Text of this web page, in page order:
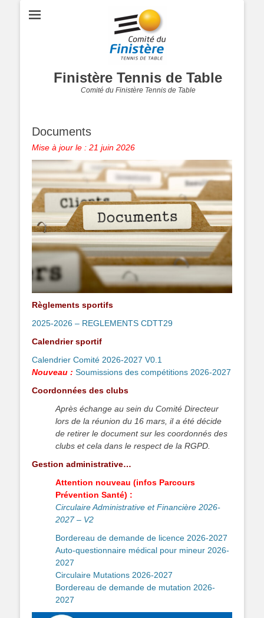
Finistère Tennis de Table
Comité du Finistère Tennis de Table
Documents
Mise à jour le : 21 juin 2026
Règlements sportifs
2025-2026 – REGLEMENTS CDTT29
Calendrier sportif
Calendrier Comité 2026-2027 V0.1
Nouveau : Soumissions des compétitions 2026-2027
Coordonnées des clubs
Après échange au sein du Comité Directeur
lors de la réunion du 16 mars, il a été décide
de retirer le document sur les coordonnés des
clubs et cela dans le respect de la RGPD.
Gestion administrative…
Attention nouveau (infos Parcours
Prévention Santé) :
Circulaire Administrative et Financière 2026-
2027 – V2
Bordereau de demande de licence 2026-2027
Auto-questionnaire médical pour mineur 2026-
2027
Circulaire Mutations 2026-2027
Bordereau de demande de mutation 2026-
2027